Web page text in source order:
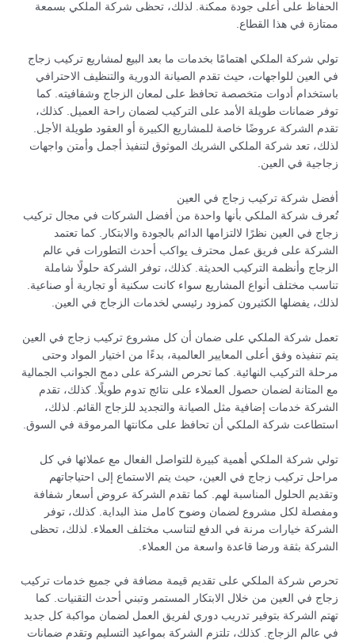
الحفاظ على أعلى جودة ممكنة. لذلك، تحظى شركة الملكي بسمعة
ممتازة في هذا القطاع.
تولي شركة الملكي اهتمامًا بخدمات ما بعد البيع لمشاريع تركيب زجاج
في العين للواجهات، حيث تقدم الصيانة الدورية والتنظيف الاحترافي
باستخدام أدوات متخصصة تحافظ على لمعان الزجاج وشفافيته. كما
توفر ضمانات طويلة الأمد على التركيب لضمان راحة العميل. كذلك،
تقدم الشركة عروضًا خاصة للمشاريع الكبيرة أو العقود طويلة الأجل.
لذلك، تعد شركة الملكي الشريك الموثوق لتنفيذ أجمل وأمتن واجهات
زجاجية في العين.
أفضل شركة تركيب زجاج في العين
تُعرف شركة الملكي بأنها واحدة من أفضل الشركات في مجال تركيب
زجاج في العين نظرًا لالتزامها الدائم بالجودة والابتكار. كما تعتمد
الشركة على فريق عمل محترف يواكب أحدث التطورات في عالم
الزجاج وأنظمة التركيب الحديثة. كذلك، توفر الشركة حلولًا شاملة
تناسب مختلف أنواع المشاريع سواء كانت سكنية أو تجارية أو صناعية.
لذلك، يفضلها الكثيرون كمزود رئيسي لخدمات الزجاج في العين.
تعمل شركة الملكي على ضمان أن كل مشروع تركيب زجاج في العين
يتم تنفيذه وفق أعلى المعايير العالمية، بدءًا من اختيار المواد وحتى
مرحلة التركيب النهائية. كما تحرص الشركة على دمج الجوانب الجمالية
مع المتانة لضمان حصول العملاء على نتائج تدوم طويلًا. كذلك، تقدم
الشركة خدمات إضافية مثل الصيانة والتجديد للزجاج القائم. لذلك،
استطاعت شركة الملكي أن تحافظ على مكانتها المرموقة في السوق.
تولي شركة الملكي أهمية كبيرة للتواصل الفعال مع عملائها في كل
مراحل تركيب زجاج في العين، حيث يتم الاستماع إلى احتياجاتهم
وتقديم الحلول المناسبة لهم. كما تقدم الشركة عروض أسعار شفافة
ومفصلة لكل مشروع لضمان وضوح كامل منذ البداية. كذلك، توفر
الشركة خيارات مرنة في الدفع لتناسب مختلف العملاء. لذلك، تحظى
الشركة بثقة ورضا قاعدة واسعة من العملاء.
تحرص شركة الملكي على تقديم قيمة مضافة في جميع خدمات تركيب
زجاج في العين من خلال الابتكار المستمر وتبني أحدث التقنيات. كما
تهتم الشركة بتوفير تدريب دوري لفريق العمل لضمان مواكبة كل جديد
في عالم الزجاج. كذلك، تلتزم الشركة بمواعيد التسليم وتقدم ضمانات